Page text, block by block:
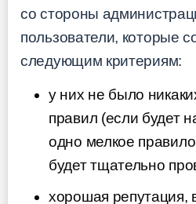
со стороны
пользователи, которые
следующим критериям:
у них не было
правил (если будет
одно мелкое
будет тщательно
хорошая репутация,